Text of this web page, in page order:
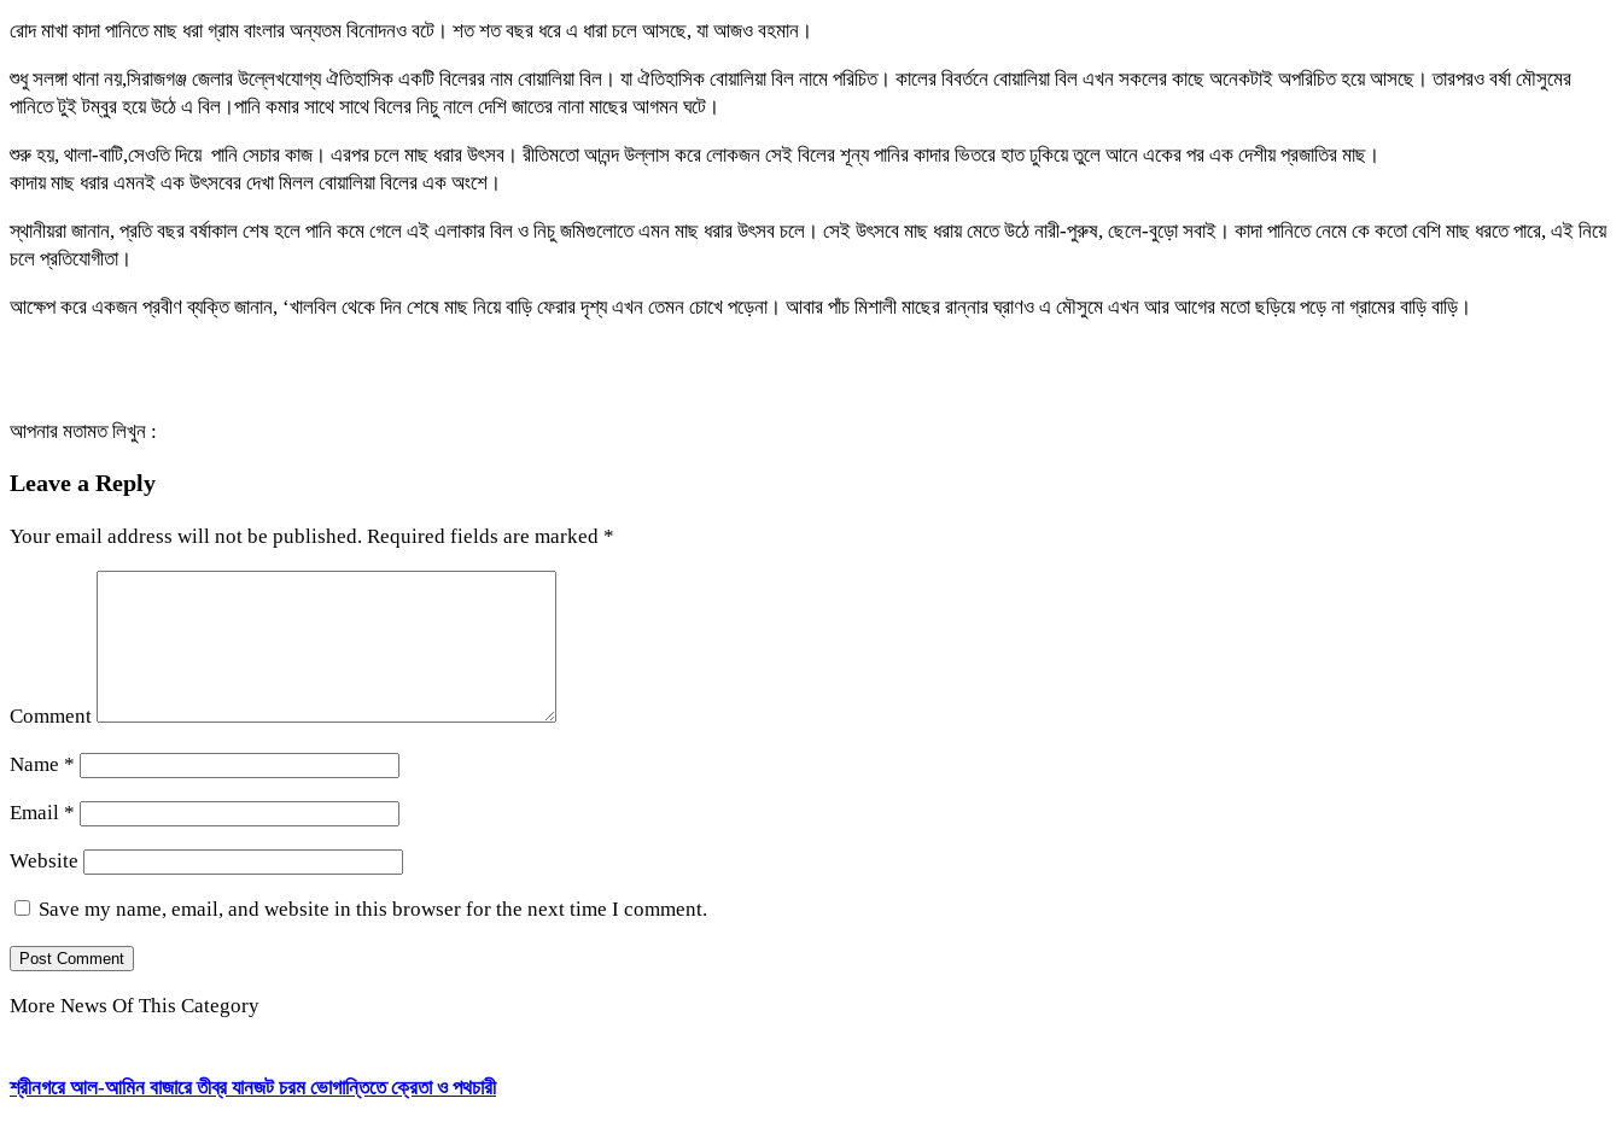
রোদ মাখা কাদা পানিতে মাছ ধরা গ্রাম বাংলার অন্যতম বিনোদনও বটে। শত শত বছর ধরে এ ধারা চলে আসছে, যা আজও বহমান।
শুধু সলঙ্গা থানা নয়,সিরাজগঞ্জ জেলার উল্লেখযোগ্য ঐতিহাসিক একটি বিলেরর নাম বোয়ালিয়া বিল। যা ঐতিহাসিক বোয়ালিয়া বিল নামে পরিচিত। কালের বিবর্তনে বোয়ালিয়া বিল এখন সকলের কাছে অনেকটাই অপরিচিত হয়ে আসছে। তারপরও বর্ষা মৌসুমের
পানিতে টুই টম্বুর হয়ে উঠে এ বিল।পানি কমার সাথে সাথে বিলের নিচু নালে দেশি জাতের নানা মাছের আগমন ঘটে।
শুরু হয়, থালা-বাটি,সেওতি দিয়ে পানি সেচার কাজ। এরপর চলে মাছ ধরার উৎসব। রীতিমতো আনন্দ উল্লাস করে লোকজন সেই বিলের শূন্য পানির কাদার ভিতরে হাত ঢুকিয়ে তুলে আনে একের পর এক দেশীয় প্রজাতির মাছ।
কাদায় মাছ ধরার এমনই এক উৎসবের দেখা মিলল বোয়ালিয়া বিলের এক অংশে।
স্থানীয়রা জানান, প্রতি বছর বর্ষাকাল শেষ হলে পানি কমে গেলে এই এলাকার বিল ও নিচু জমিগুলোতে এমন মাছ ধরার উৎসব চলে। সেই উৎসবে মাছ ধরায় মেতে উঠে নারী-পুরুষ, ছেলে-বুড়ো সবাই। কাদা পানিতে নেমে কে কতো বেশি মাছ ধরতে পারে, এই নিয়ে
চলে প্রতিযোগীতা।
আক্ষেপ করে একজন প্রবীণ ব্যক্তি জানান, ‘খালবিল থেকে দিন শেষে মাছ নিয়ে বাড়ি ফেরার দৃশ্য এখন তেমন চোখে পড়েনা। আবার পাঁচ মিশালী মাছের রান্নার ঘ্রাণও এ মৌসুমে এখন আর আগের মতো ছড়িয়ে পড়ে না গ্রামের বাড়ি বাড়ি।
আপনার মতামত লিখুন :
Leave a Reply
Your email address will not be published. Required fields are marked *
Comment
Name *
Email *
Website
Save my name, email, and website in this browser for the next time I comment.
More News Of This Category
শ্রীনগরে আল-আমিন বাজারে তীব্র যানজট চরম ভোগান্তিতে ক্রেতা ও পথচারী